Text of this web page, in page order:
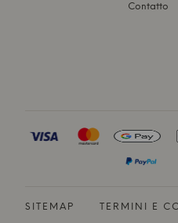
Contatto
SITEMAP TERMINI E